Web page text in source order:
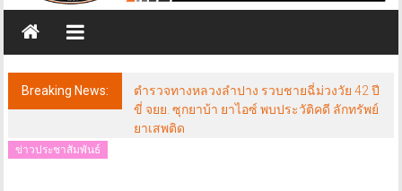
วส์
ฟรี
แลน
เซอร์
Breaking News:
ตำรวจทางหลวงลำปาง รวบชายฉี่ม่วงวัย 42 ปี
ขี่ จยย. ซุกยาบ้า ยาไอซ์ พบประวัติคดี ลักทรัพย์
ยาเสพติด
ข่าวประชาสัมพันธ์